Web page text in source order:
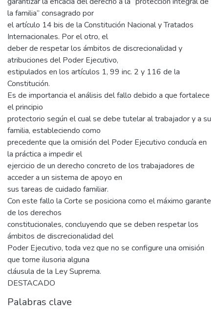
la familia” consagrado por
el artículo 14 bis de la Constitución Nacional y Tratados
Internacionales. Por el otro, el
deber de respetar los ámbitos de discrecionalidad y
atribuciones del Poder Ejecutivo,
estipulados en los artículos 1, 99 inc. 2 y 116 de la
Constitución.
Es de importancia el análisis del fallo debido a que fortalece
el principio
protectorio según el cual se debe tutelar al trabajador y a su
familia, estableciendo como
precedente que la omisión del Poder Ejecutivo conducía en
la práctica a impedir el
ejercicio de un derecho concreto de los trabajadores de
acceder a un sistema de apoyo en
sus tareas de cuidado familiar.
Con este fallo la Corte se posiciona como el máximo garante
de los derechos
constitucionales, concluyendo que se deben respetar los
ámbitos de discrecionalidad del
Poder Ejecutivo, toda vez que no se configure una omisión
que torne ilusoria alguna
cláusula de la Ley Suprema.
DESTACADO
Palabras clave